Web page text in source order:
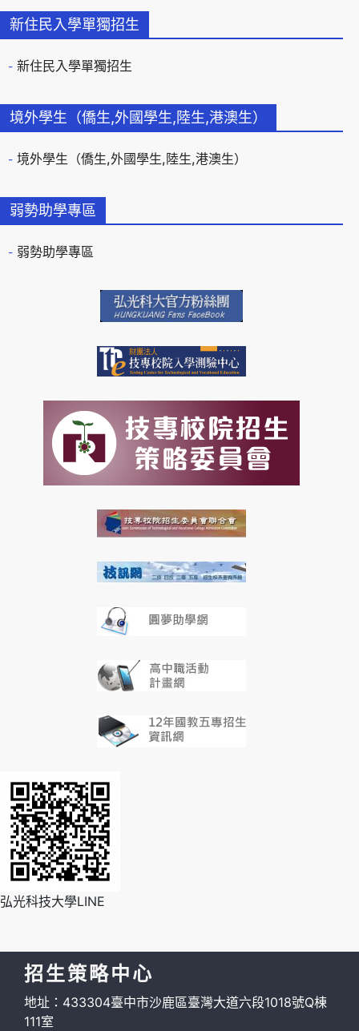
新住民入學單獨招生
新住民入學單獨招生
境外學生（僑生,外國學生,陸生,港澳生）
境外學生（僑生,外國學生,陸生,港澳生）
弱勢助學專區
弱勢助學專區
弘光科技大學LINE
招生策略中心
地址：433304臺中市沙鹿區臺灣大道六段1018號Q棟
111室